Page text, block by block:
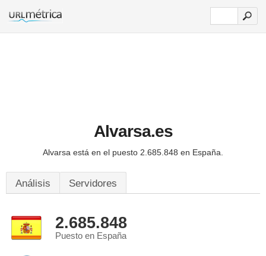
Alvarsa.es
Alvarsa está en el puesto 2.685.848 en España.
Análisis Servidores
2.685.848
Puesto en España